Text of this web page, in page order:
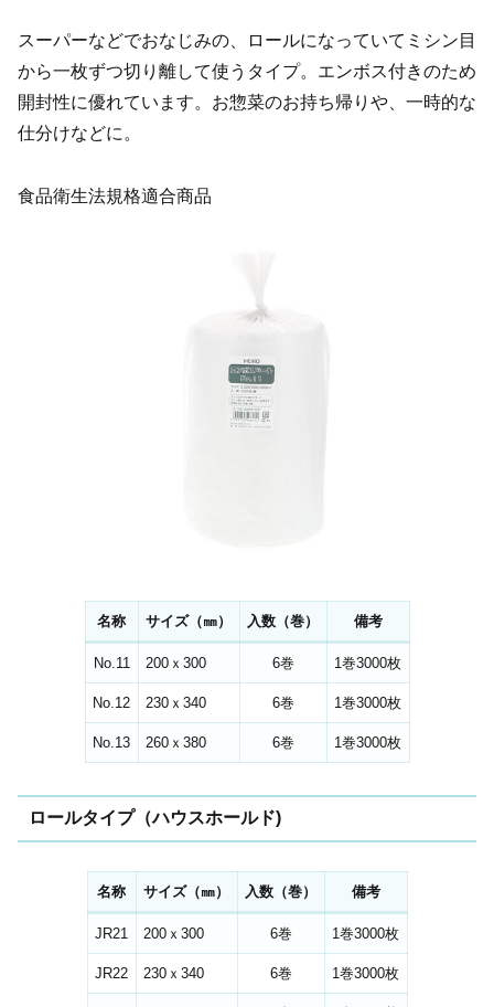
スーパーなどでおなじみの、ロールになっていてミシン目
から一枚ずつ切り離して使うタイプ。エンボス付きのため
開封性に優れています。お惣菜のお持ち帰りや、一時的な
仕分けなどに。
食品衛生法規格適合商品
名称 サイズ（㎜） 入数（巻） 備考
No.11 200ｘ300 6巻 1巻3000枚
No.12 230ｘ340 6巻 1巻3000枚
No.13 260ｘ380 6巻 1巻3000枚
ロールタイプ（ハウスホールド)
名称 サイズ（㎜） 入数（巻） 備考
JR21 200ｘ300 6巻 1巻3000枚
JR22 230ｘ340 6巻 1巻3000枚